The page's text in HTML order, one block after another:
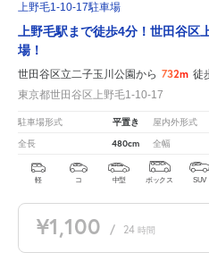
上野毛1-10-17駐車場
上野毛駅まで徒歩4分！世田谷区
場！
世田谷区立二子玉川公園から 732m 徒
東京都世田谷区上野毛1-10-17
駐車場形式 平置き 屋内外形式
全長 480cm 全幅
軽 コ 中型 ボックス SUV
¥1,100 / 24 時間